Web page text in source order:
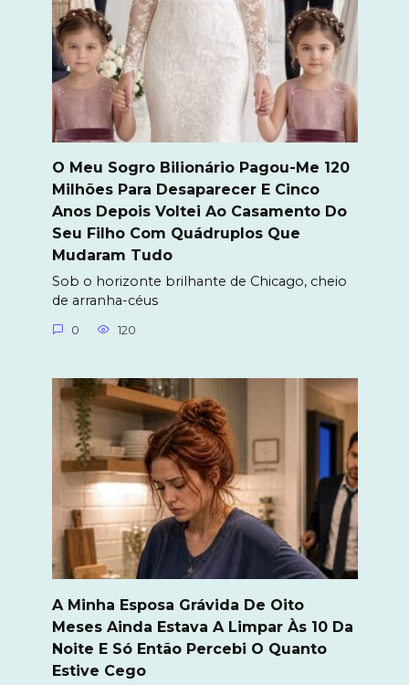
O Meu Sogro Bilionário Pagou-Me 120
Milhões Para Desaparecer E Cinco
Anos Depois Voltei Ao Casamento Do
Seu Filho Com Quádruplos Que
Mudaram Tudo
Sob o horizonte brilhante de Chicago, cheio
de arranha-céus
0 120
A Minha Esposa Grávida De Oito
Meses Ainda Estava A Limpar Às 10 Da
Noite E Só Então Percebi O Quanto
Estive Cego